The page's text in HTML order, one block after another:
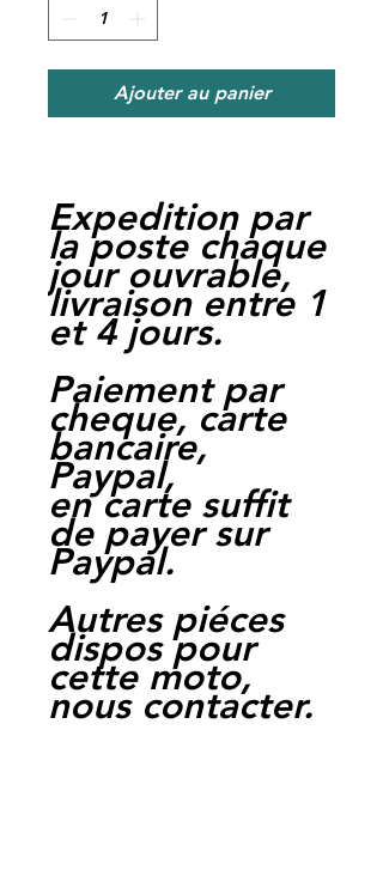
Ajouter au panier
Expedition par
la poste chaque
jour ouvrable,
livraison entre 1
et 4 jours.
Paiement par
cheque, carte
bancaire,
Paypal,
en carte suffit
de payer sur
Paypal.
Autres piéces
dispos pour
cette moto,
nous contacter.